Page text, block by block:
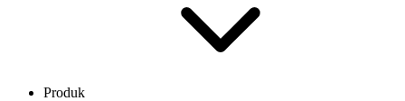
Produk